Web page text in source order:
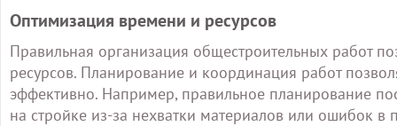
Оптимизация времени и ресурсов
Правильная организация общестроительных работ
ресурсов. Планирование и координация работ
эффективно. Например, правильное планирование
на стройке из-за нехватки материалов или ошибок в